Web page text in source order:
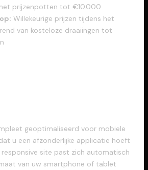
prijzenpotten tot €10.000
Willekeurige prijzen tijdens het
van kosteloze draaiingen tot
geoptimaliseerd voor mobiele
u een afzonderlijke applicatie hoeft
site past zich automatisch
van uw smartphone of tablet